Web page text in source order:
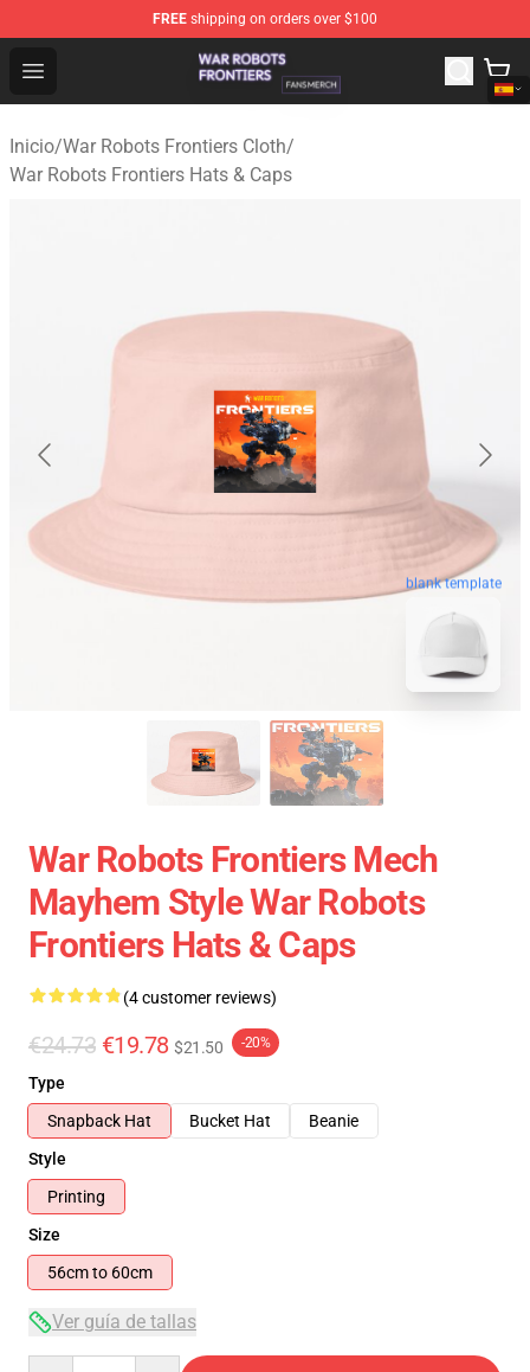
FREE shipping on orders over $100
Open menu
War Robots Frontiers Shop - Official War Robots
Inicio/War Robots Frontiers Cloth/
War Robots Frontiers Hats & Caps
blank template
War Robots Frontiers Mech
Mayhem Style War Robots
Frontiers Hats & Caps
(4 customer reviews)
€24.73 €19.78 $21.50 -20%
Type
Snapback Hat
Bucket Hat
Beanie
Style
Printing
Size
56cm to 60cm
Ver guía de tallas